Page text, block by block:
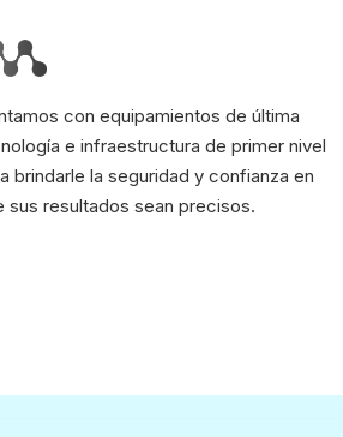
con equipamientos de última
e infraestructura de primer nivel
brindarle la seguridad y confianza en
sus resultados sean precisos.